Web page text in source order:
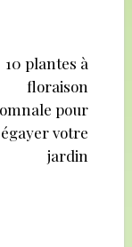
10 plantes à
floraison
pour
égayer votre
jardin